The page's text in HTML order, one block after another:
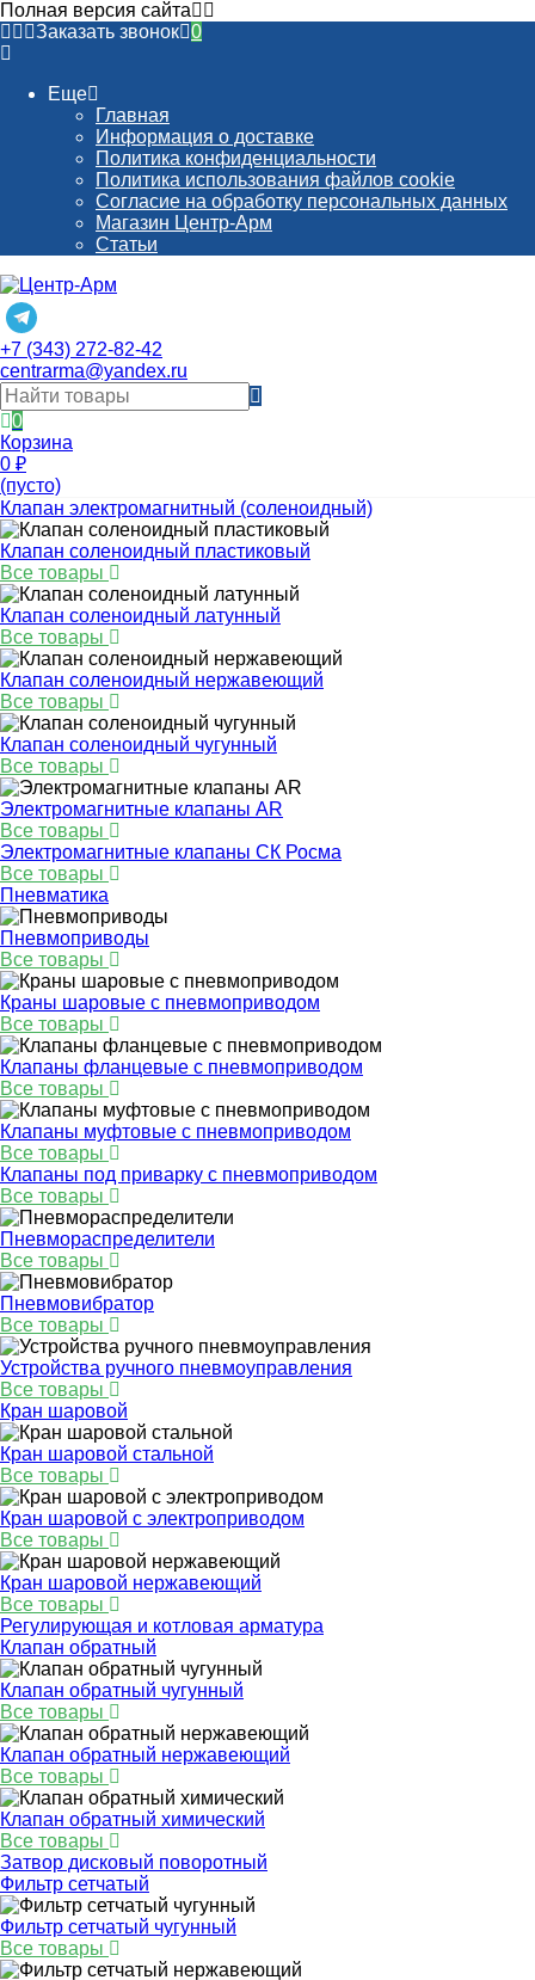
Полная версия сайта
Заказать звонок 0
Еще
Главная
Информация о доставке
Политика конфиденциальности
Политика использования файлов cookie
Согласие на обработку персональных данных
Магазин Центр-Арм
Статьи
+7 (343) 272-82-42
centrarma@yandex.ru
0
Корзина
0 ₽
(пусто)
Клапан электромагнитный (соленоидный)
Клапан соленоидный пластиковый
Все товары
Клапан соленоидный латунный
Все товары
Клапан соленоидный нержавеющий
Все товары
Клапан соленоидный чугунный
Все товары
Электромагнитные клапаны AR
Все товары
Электромагнитные клапаны СК Росма
Все товары
Пневматика
Пневмоприводы
Все товары
Краны шаровые с пневмоприводом
Все товары
Клапаны фланцевые с пневмоприводом
Все товары
Клапаны муфтовые с пневмоприводом
Все товары
Клапаны под приварку с пневмоприводом
Все товары
Пневмораспределители
Все товары
Пневмовибратор
Все товары
Устройства ручного пневмоуправления
Все товары
Кран шаровой
Кран шаровой стальной
Все товары
Кран шаровой с электроприводом
Все товары
Кран шаровой нержавеющий
Все товары
Регулирующая и котловая арматура
Клапан обратный
Клапан обратный чугунный
Все товары
Клапан обратный нержавеющий
Все товары
Клапан обратный химический
Все товары
Затвор дисковый поворотный
Фильтр сетчатый
Фильтр сетчатый чугунный
Все товары